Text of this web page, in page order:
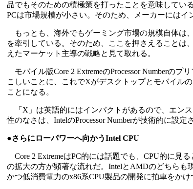
品でもそのための積極策を打ったことを意味してい
PCは市場規模が小さい。そのため、メーカーにはイ
もっとも、海外でもゲーミング市場の規模自体は
を牽引している。そのため、ここを押さえることは
えたマーケット主導の戦略と見て取れる。
モバイル版Core 2 ExtremeのProcessor Numberの
こしいことに、これでXがデスクトップとモバイル
ことになる。
「X」は英語的にはインパクトがあるので、エン
性のなさは、IntelのProcessor Numberが技術的に設
●さらにローパワーへ向かうIntel CPU
Core 2 ExtremeはPC的には話題でも、CPU的に見
の拡大の方が顕著な流れだ。IntelとAMDのどちらも
かつ低消費電力のx86系CPU製品の開発に拍車をかけ